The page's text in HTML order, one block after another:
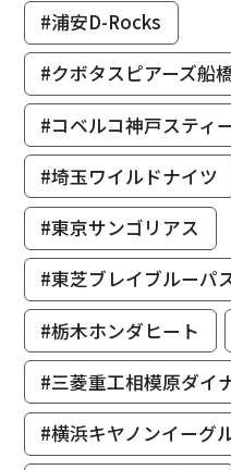
#浦安D-Rocks
#クボタスピアーズ船
#コベルコ神戸スティ
#埼玉ワイルドナイツ
#東京サンゴリアス
#東芝ブレイブルーパ
#栃木ホンダヒート
#三菱重工相模原ダイ
#横浜キヤノンイーグ